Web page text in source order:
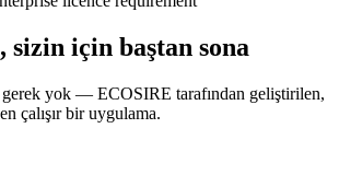
sizin için baştan sona
yok — ECOSIRE tarafından geliştirilen,
çalışır bir uygulama.